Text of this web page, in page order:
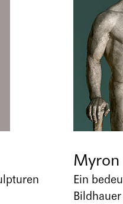
Myron
Ein